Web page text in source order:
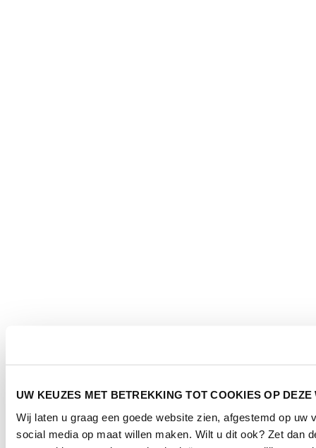
UW KEUZES MET BETREKKING TOT COOKIES OP DEZE
Wij laten u graag een goede website zien, afgestemd op
social media op maat willen maken. Wilt u dit ook? Zet dan